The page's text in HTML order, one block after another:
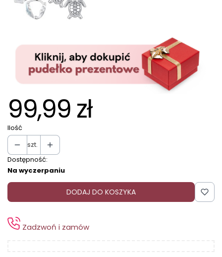
99,99 zł
Ilość
szt.
Dostępność:
Na wyczerpaniu
DODAJ DO KOSZYKA
Zadzwoń i zamów